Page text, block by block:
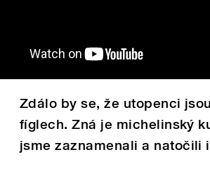
Zdálo by se, že utopenci
fíglech. Zná je michelinský
jsme zaznamenali a natočili